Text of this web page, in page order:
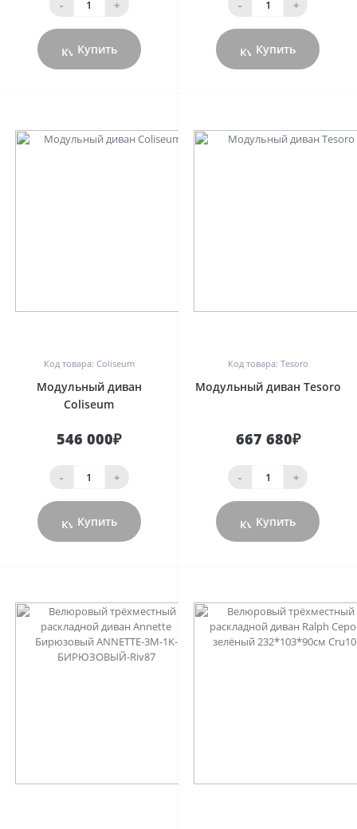
- +
Купить
- +
Купить
Код товара: Coliseum
Модульный диван
Coliseum
546 000₽
- +
Купить
Код товара: Tesoro
Модульный диван Tesoro
667 680₽
- +
Купить